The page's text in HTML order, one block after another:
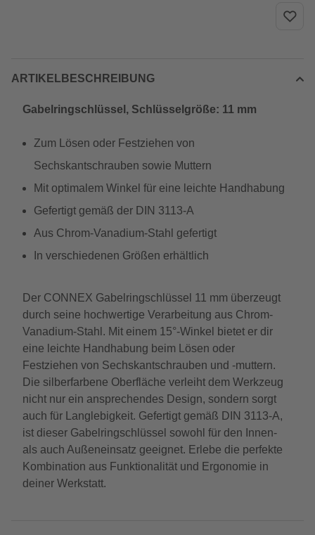
ARTIKELBESCHREIBUNG
Gabelringschlüssel, Schlüsselgröße: 11 mm
Zum Lösen oder Festziehen von
Sechskantschrauben sowie Muttern
Mit optimalem Winkel für eine leichte Handhabung
Gefertigt gemäß der DIN 3113-A
Aus Chrom-Vanadium-Stahl gefertigt
In verschiedenen Größen erhältlich
Der CONNEX Gabelringschlüssel 11 mm überzeugt
durch seine hochwertige Verarbeitung aus Chrom-
Vanadium-Stahl. Mit einem 15°-Winkel bietet er dir
eine leichte Handhabung beim Lösen oder
Festziehen von Sechskantschrauben und -muttern.
Die silberfarbene Oberfläche verleiht dem Werkzeug
nicht nur ein ansprechendes Design, sondern sorgt
auch für Langlebigkeit. Gefertigt gemäß DIN 3113-A,
ist dieser Gabelringschlüssel sowohl für den Innen-
als auch Außeneinsatz geeignet. Erlebe die perfekte
Kombination aus Funktionalität und Ergonomie in
deiner Werkstatt.